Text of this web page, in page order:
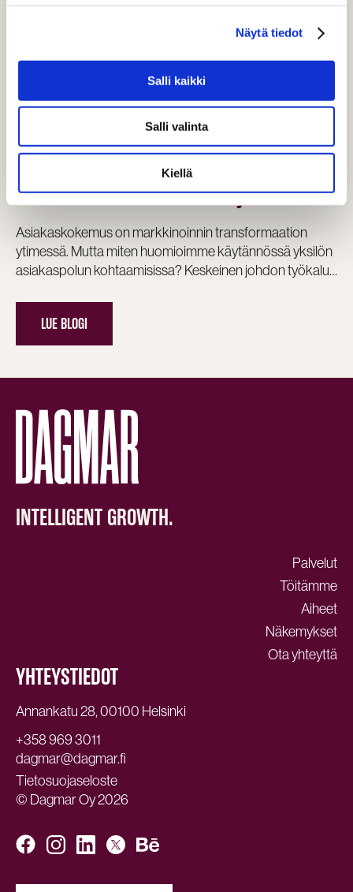
Näytä tiedot
Salli kaikki
Salli valinta
Kiellä
BLOGI
Strateginen segmentointi –
asiakaslähtöisen kasvun ajuri
Asiakaskokemus on markkinoinnin transformaation
ytimessä. Mutta miten huomioimme käytännössä yksilön
asiakaspolun kohtaamisissa? Keskeinen johdon työkalu…
LUE BLOGI
INTELLIGENT GROWTH.
Palvelut
Töitämme
Aiheet
Näkemykset
Ota yhteyttä
YHTEYSTIEDOT
Annankatu 28, 00100 Helsinki
+358 969 3011
dagmar@dagmar.fi
Tietosuojaseloste
© Dagmar Oy 2026